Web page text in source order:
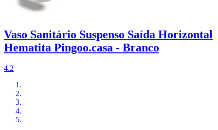
Vaso Sanitário Suspenso Saída Horizontal
Hematita Pingoo.casa - Branco
4.2